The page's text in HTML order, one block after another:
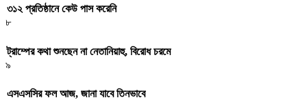
৩১২ প্রতিষ্ঠানে কেউ পাস করেনি
৮
ট্রাম্পের কথা শুনছেন না নেতানিয়াহু, বিরোধ চরমে
৯
এসএসসির ফল আজ, জানা যাবে তিনভাবে